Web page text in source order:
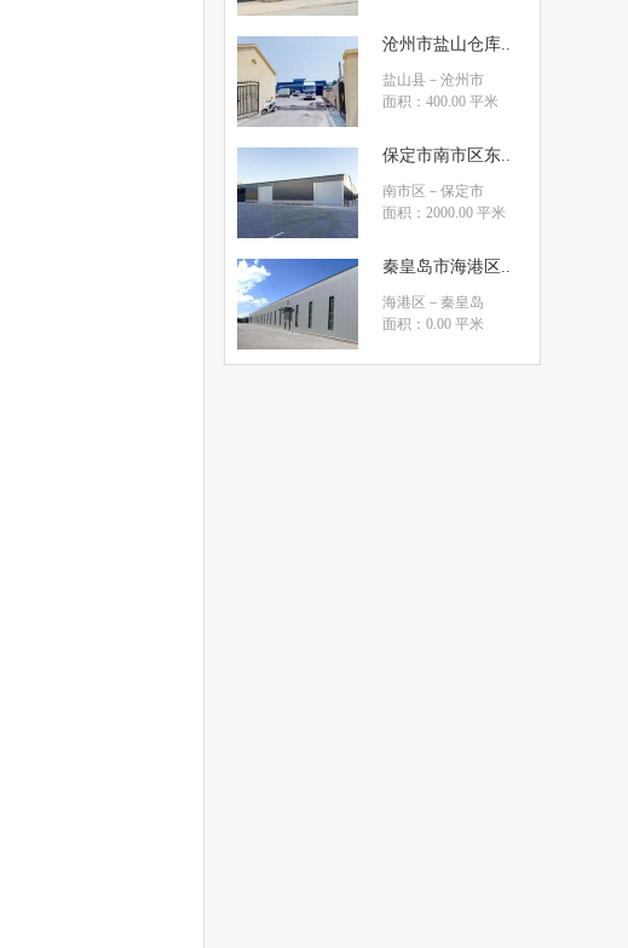
沧州市盐山仓库..
盐山县 －沧州市
面积：400.00 平米
保定市南市区东..
南市区 －保定市
面积：2000.00 平米
秦皇岛市海港区..
海港区 －秦皇岛
面积：0.00 平米